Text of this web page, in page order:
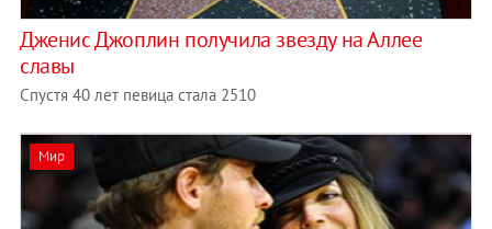
Дженис Джоплин получила звезду на Аллее
славы
Спустя 40 лет певица стала 2510
Мир